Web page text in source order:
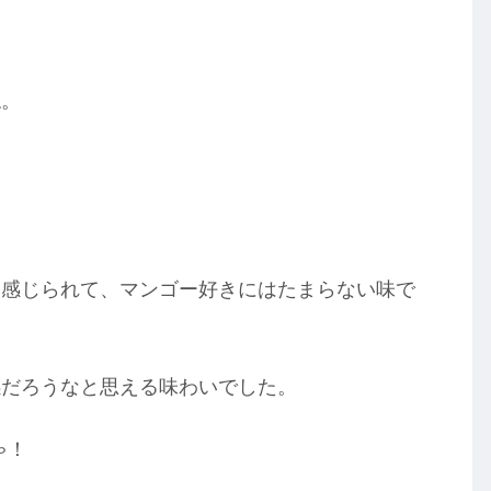
じられて、マンゴー好きにはたまらない味で
ろうなと思える味わいでした。